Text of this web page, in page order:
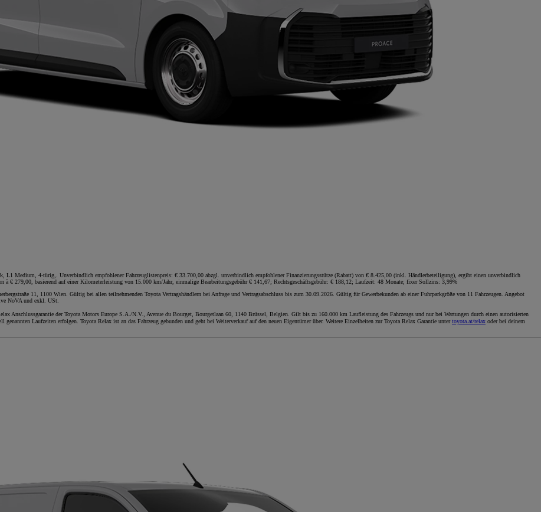
L1 Medium, 4-türig,. Unverbindlich empfohlener Fahrzeuglistenpreis: € 33.700,00 abzgl. unverbindlich empfohlener Finanzierungsstütze (Rabatt) von € 8.425,00 (inkl. Händlerbeteiligung), ergibt einen unverbindlich
à € 279,00, basierend auf einer Kilometerleistung von 15.000 km/Jahr, einmalige Bearbeitungsgebühr € 141,67; Rechtsgeschäftsgebühr: € 188,12; Laufzeit: 48 Monate; fixer Sollzins: 3,99%
11, 1100 Wien. Gültig bei allen teilnehmenden Toyota Vertragshändlern bei Anfrage und Vertragsabschluss bis zum 30.09.2026. Gültig für Gewerbekunden ab einer Fuhrparkgröße von 11 Fahrzeugen. Angebot
NoVA und exkl. USt.
Anschlussgarantie der Toyota Motors Europe S.A./N.V., Avenue du Bourget, Bourgetlaan 60, 1140 Brüssel, Belgien. Gilt bis zu 160.000 km Laufleistung des Fahrzeugs und nur bei Wartungen durch einen autorisierten
Laufzeiten erfolgen. Toyota Relax ist an das Fahrzeug gebunden und geht bei Weiterverkauf auf den neuen Eigentümer über. Weitere Einzelheiten zur Toyota Relax Garantie untertoyota.at/relax oder bei deinem